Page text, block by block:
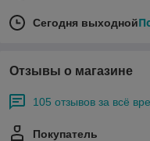
Сегодня выходной
Отзывы о магазине
105 отзывов за всё
Покупатель